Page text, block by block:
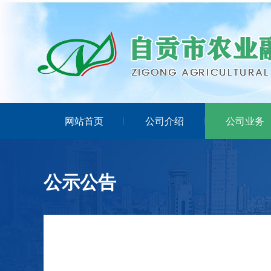
网站首页 公司介绍 公司业务
公示公告